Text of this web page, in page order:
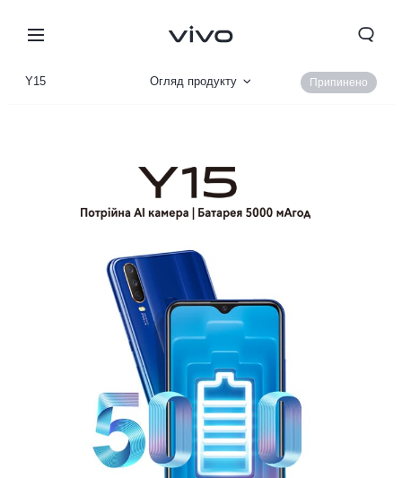
Україна | Виберіть країну/регіон
Y15 Огляд продукту Припинено